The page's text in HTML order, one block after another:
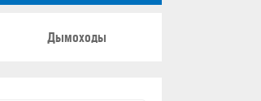
Дымоходы